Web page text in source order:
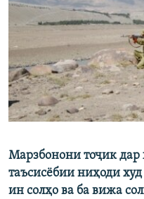
ГУЗОРИШҲОИ РАДИОӢ
Русский
ПАЙГИРӢ КУНЕД
Ҳамаи сомонаҳои
Марзбонони тоҷик дар
таъсисёбии ниҳоди
ин солҳо ва ба вижа